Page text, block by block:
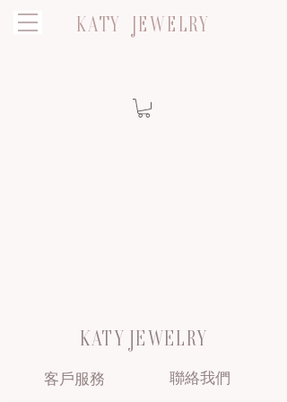
KATY JEWELRY
KATY JEWELRY
客戶服務 聯絡我們